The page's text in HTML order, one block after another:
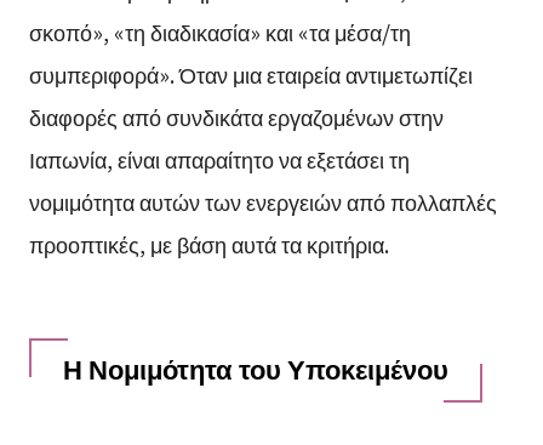
σκοπό», «τη διαδικασία» και «τα μέσα/τη
συμπεριφορά». Όταν μια εταιρεία αντιμετωπίζει
διαφορές από συνδικάτα εργαζομένων στην
Ιαπωνία, είναι απαραίτητο να εξετάσει τη
νομιμότητα αυτών των ενεργειών από πολλαπλές
προοπτικές, με βάση αυτά τα κριτήρια.
Η Νομιμότητα του Υποκειμένου